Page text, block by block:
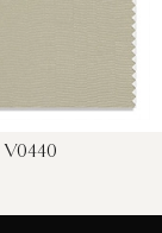
V0440